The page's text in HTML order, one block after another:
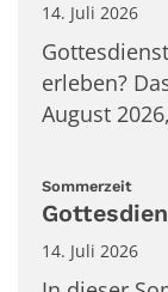
14. Juli 2026
erleben?
August
Sommerzeit:
14. Juli 2026